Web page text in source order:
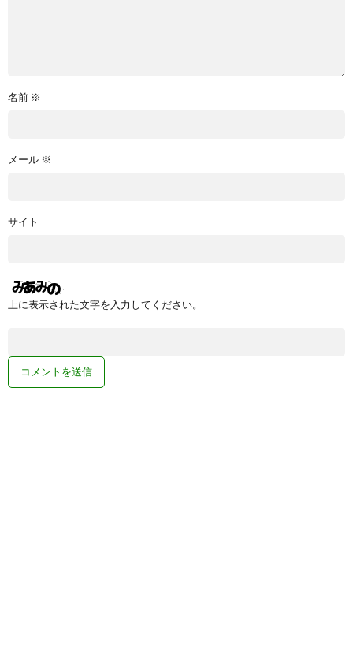
名前 ※
メール ※
サイト
上に表示された文字を入力してください。